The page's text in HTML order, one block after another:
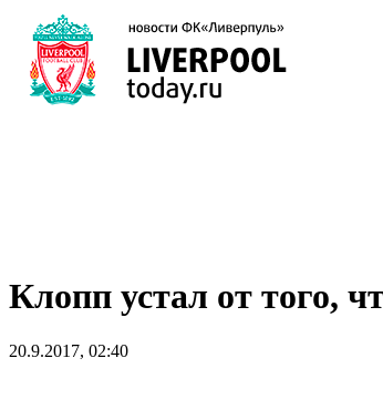
Клопп устал от того,
20.9.2017, 02:40